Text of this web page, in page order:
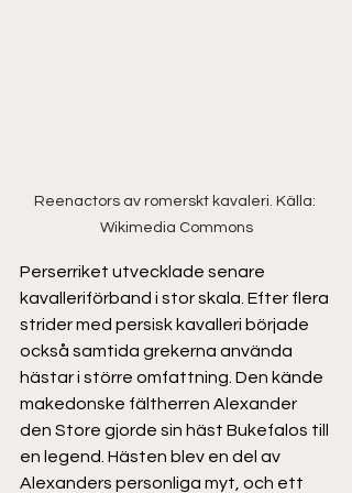
Reenactors av romerskt kavaleri. Källa:
Wikimedia Commons
Perserriket utvecklade senare
kavalleriförband i stor skala. Efter flera
strider med persisk kavalleri började
också samtida grekerna använda
hästar i större omfattning. Den kände
makedonske fältherren Alexander
den Store gjorde sin häst Bukefalos till
en legend. Hästen blev en del av
Alexanders personliga myt, och ett